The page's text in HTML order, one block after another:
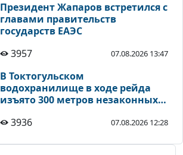
Президент Жапаров встретился с
главами правительств
государств ЕАЭС
3957
07.08.2026 13:47
В Токтогульском
водохранилище в ходе рейда
изъято 300 метров незаконных
3936
07.08.2026 12:28